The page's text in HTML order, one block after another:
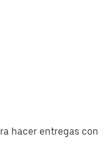
hacer entregas